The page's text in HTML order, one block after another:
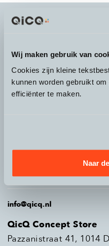
Wij maken gebruik van
Cookies zijn kleine
kunnen worden gebruikt
efficiënter te maken.
Naar
Over QicQ
Productgroepen
Populaire modellen
info@qicq.nl
QicQ Concept Store
Pazzanistraat 41, 1014